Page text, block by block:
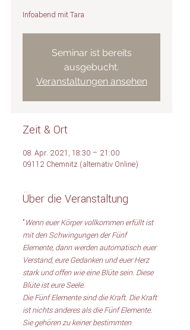
Infoabend mit Tara
Seminar ist bereits
ausgebucht.
Veranstaltungen ansehen
Zeit & Ort
08. Apr. 2021, 18:30 – 21:00
09112 Chemnitz (alternativ Online)
Über die Veranstaltung
"Wenn euer Körper vollkommen erfüllt ist
mit den Schwingungen der Fünf
Elemente, dann werden automatisch euer
Verstand, eure Gedanken und euer Herz
stark und offen wie eine Blüte sein. Diese
Blüte ist eure Seele.
Die Fünf Elemente sind die Kraft. Die Kraft
ist nichts anderes als die Fünf Elemente.
Sie gehören zu keiner bestimmten